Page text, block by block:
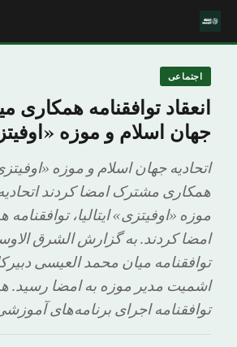
اجتماعی
انعقاد توافقنامه همکاری
جهان اسلام و موزه
اتحادیه جهان اسلام و موزه
همکاری مشترک امضا کردند
موزه «اوفیتزی» ایتالیا،
امضا کردند. به گزارش الشرق
توافقنامه میان محمد العیسی
اشمیت مدیر موزه به امضا رسید.
توافقنامه اجرای برنامه‌های